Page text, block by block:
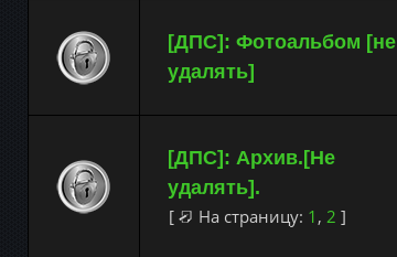
[ДПС]: Фотоальбом [не
удалять]
[ДПС]: Архив.[Не
удалять].
[
На страницу: 1 , 2 ]